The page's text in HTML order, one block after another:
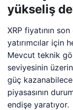
yükseliş
XRP fiyatının
yatırımcılar için
Mevcut teknik
seviyesinin
güç
piyasasının
endişe yaratıyor.